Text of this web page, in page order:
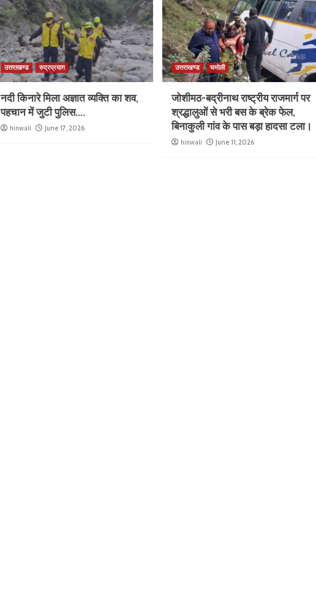
उत्तराखण्ड रुद्रप्रयाग
नदी किनारे मिला अज्ञात व्यक्ति का शव,
पहचान में जुटी पुलिस….
hinwali June 17, 2026
उत्तराखण्ड चमोली
जोशीमठ-बद्रीनाथ राष्ट्रीय राजमार्ग पर
श्रद्धालुओं से भरी बस के ब्रेक फेल,
बिनाकुली गांव के पास बड़ा हादसा टला।
hinwali June 11, 2026